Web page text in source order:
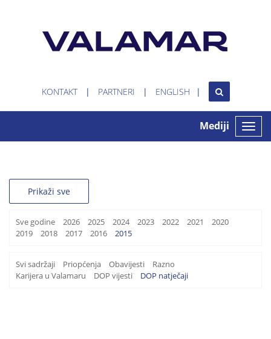
KONTAKT PARTNERI ENGLISH
Toggle
Mediji
Prikaži sve
Sve godine 2026 2025 2024 2023 2022 2021
2020
2019
2018 2017 2016 2015
Svi sadržaji Priopćenja Obavijesti
Razno
Karijera u Valamaru
DOP vijesti DOP natječaji